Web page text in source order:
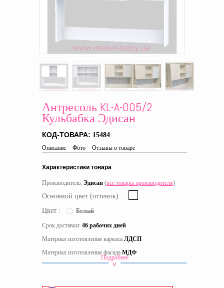
Антресоль KL-A-005/2
Кульбабка Эдисан
КОД-ТОВАРА: 15484
Описание Фото Отзывы о товаре
Характеристики товара
Производитель: Эдисан (все товары производителя)
Основной цвет (оттенок) :
Цвет :
Белый
Срок доставки: 46 рабочих дней
Материал изготовления каркаса ЛДСП
Материал изготовления фасада МДФ
Подробнее